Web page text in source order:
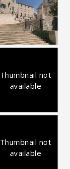
Thumbnail not
available
Thumbnail not
available